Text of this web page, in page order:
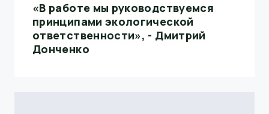
«В работе мы руководствуемся
принципами экологической
ответственности», - Дмитрий
Донченко